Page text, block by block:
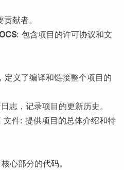
献者。
: 包含项目的许可协议和文
，定义了编译和链接整个项目的
志，记录项目的更新历史。
文件: 提供项目的总体介绍和特
心部分的代码。